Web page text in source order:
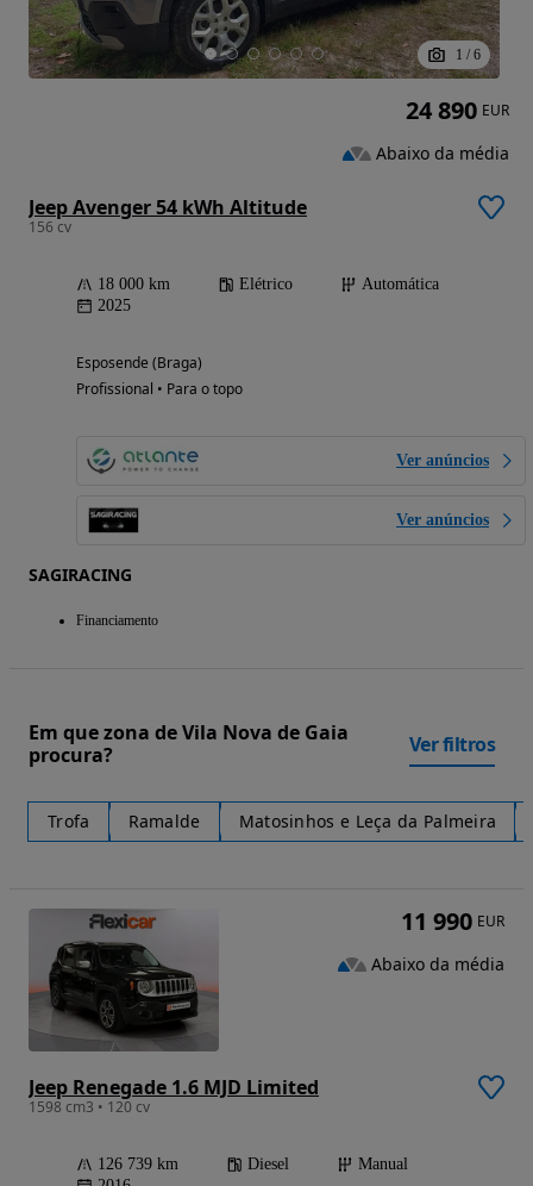
1 / 6
Jeep Avenger 54 kWh Altitude
156 cv
18 000 km Elétrico
Automática
2025
Esposende (Braga)
Profissional • Para o topo
Ver anúncios
Ver anúncios
SAGIRACING
Financiamento
24 890 EUR
Abaixo da média
Em que zona de Vila Nova de Gaia
procura?
Ver filtros
Trofa Ramalde Matosinhos e Leça da Palmeira
Jeep Renegade 1.6 MJD Limited
1598 cm3 • 120 cv
126 739 km Diesel
Manual
11 990 EUR
Abaixo da média